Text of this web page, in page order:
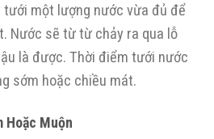
tưới một lượng nước vừa đủ để
Nước sẽ từ từ chảy ra qua lỗ
là được. Thời điểm tưới nước
sớm hoặc chiều mát.
Hoặc Muộn